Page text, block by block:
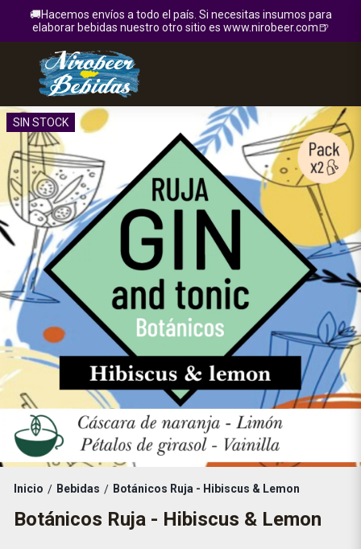
🚚Hacemos envíos a todo el país. Si necesitas insumos para
elaborar bebidas nuestro otro sitio es www.nirobeer.com🍺
SIN STOCK
Inicio / Bebidas / Botánicos Ruja - Hibiscus & Lemon
Botánicos Ruja - Hibiscus & Lemon